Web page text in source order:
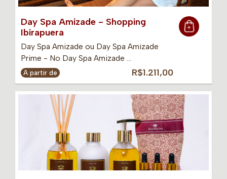
Day Spa Amizade - Shopping
Ibirapuera
Day Spa Amizade ou Day Spa Amizade
Prime - No Day Spa Amizade …
A partir de R$1.211,00